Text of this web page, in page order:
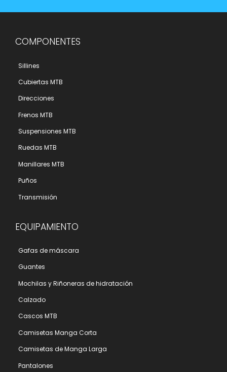
COMPONENTES
Sillines
Cubiertas MTB
Direcciones
Frenos MTB
Suspensiones MTB
Ruedas MTB
Manillares MTB
Puños
Transmisión
EQUIPAMIENTO
Gafas de máscara
Guantes
Mochilas y Riñoneras de hidratación
Calzado
Cascos MTB
Camisetas Manga Corta
Camisetas de Manga Larga
Pantalones